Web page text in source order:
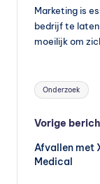
Marketing is
bedrijf te
moeilijk om
Tags:
Onderzoek
Vorige
Afvallen met
Medical